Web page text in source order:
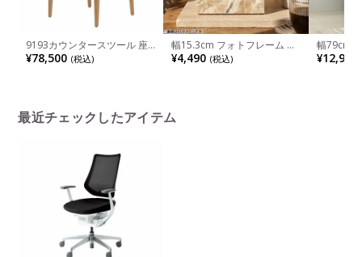
9193カウンタースツール 座
面高さ65cm スカンディナヴ
ィアデザイン レッドオーク
¥78,500 (税込)
幅15.3cm フォトフレーム ヴ
ィヴェク レジン フォトスタ
ンド 写真フレーム おしゃれ
¥4,490 (税込)
幅79cm
ード コー
しキャス
¥12,900
最近チェックしたアイテム